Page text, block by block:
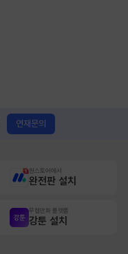
연재문의
원스토어에서
완전판 설치
무협만화 플랫폼
강툰 설치